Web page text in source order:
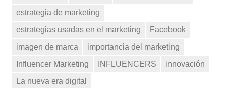
estrategia de marketing
estrategias usadas en el marketing
Facebook
imagen de marca
importancia del marketing
Influencer Marketing
INFLUENCERS
innovación
La nueva era digital